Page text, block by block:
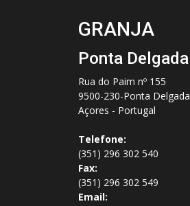
GRANJA
Ponta Delgada
Rua do Paim nº 155
9500-230-Ponta Delgada
Açores - Portugal
Telefone:
(351) 296 302 540
Fax:
(351) 296 302 549
Email: